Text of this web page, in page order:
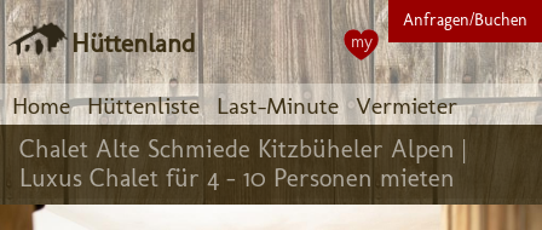
Hüttenland
Home Hüttenliste Last-Minute Vermieter
Anfragen/Buchen
my
Chalet Alte Schmiede Kitzbüheler Alpen |
Luxus Chalet für 4 - 10 Personen mieten